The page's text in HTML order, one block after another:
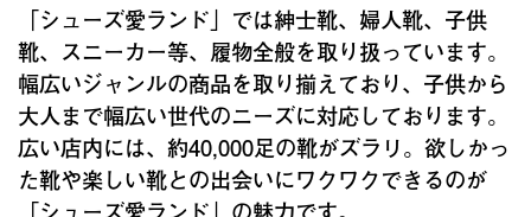
「シューズ愛ランド」では紳士靴、婦人靴、子供
靴、スニーカー等、履物全般を取り扱っています。
幅広いジャンルの商品を取り揃えており、子供から
大人まで幅広い世代のニーズに対応しております。
広い店内には、約40,000足の靴がズラリ。欲しかっ
た靴や楽しい靴との出会いにワクワクできるのが